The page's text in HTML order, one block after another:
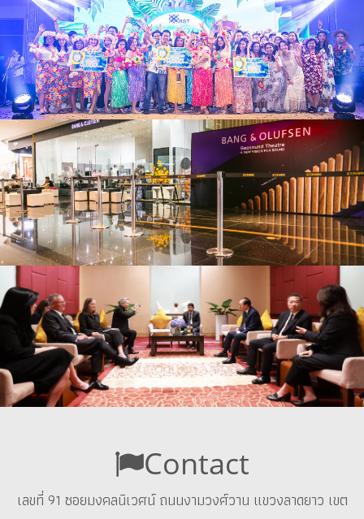
Contact
เลขที่ 91 ซอยมงคลนิเวศน์ ถนนงามวงศ์วาน แขวงลาดยาว เขต